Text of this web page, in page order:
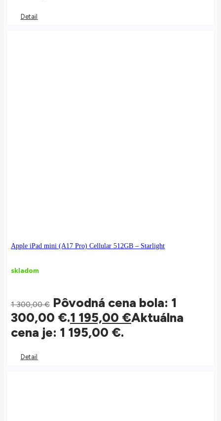
Detail
Apple iPad mini (A17 Pro) Cellular 512GB – Starlight
skladom
1 300,00€ Pôvodná cena bola: 1
300,00 €.1 195,00 €Aktuálna
cena je: 1 195,00 €.
Detail